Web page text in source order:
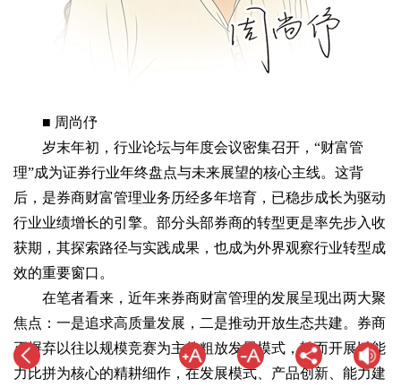
■ 周尚伃
岁末年初，行业论坛与年度会议密集召开，“财富管
理”成为证券行业年终盘点与未来展望的核心主线。这背
后，是券商财富管理业务历经多年培育，已稳步成长为驱动
行业业绩增长的引擎。部分头部券商的转型更是率先步入收
获期，其探索路径与实践成果，也成为外界观察行业转型成
效的重要窗口。
在笔者看来，近年来券商财富管理的发展呈现出两大聚
焦点：一是追求高质量发展，二是推动开放生态共建。券商
正摒弃以往以规模竞赛为主的粗放发展模式，转而开展以能
力比拼为核心的精耕细作，在发展模式、产品创新、能力建